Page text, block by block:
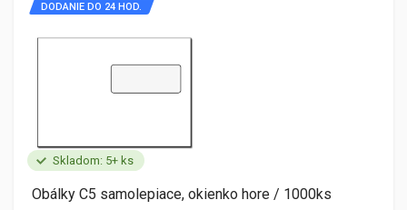
Skladom: 5+ ks
DODANIE DO 24 HOD.
Obálky C5 samolepiace, okienko hore / 1000ks